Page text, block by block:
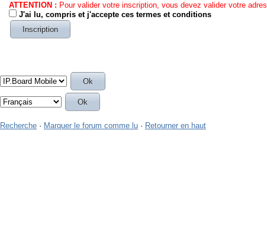
ATTENTION : Pour valider votre inscription, vous devez valider votre
J'ai lu, compris et j'accepte ces termes et conditions
Recherche · Marquer le forum comme lu · Retourner en haut